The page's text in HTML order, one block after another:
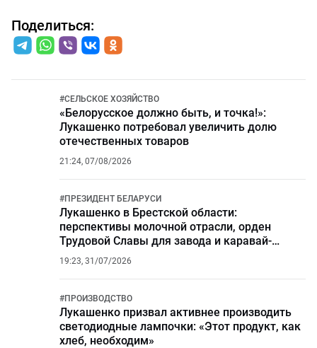
Поделиться:
#СЕЛЬСКОЕ ХОЗЯЙСТВО
«Белорусское должно быть, и точка!»:
Лукашенко потребовал увеличить долю
отечественных товаров
21:24, 07/08/2026
#ПРЕЗИДЕНТ БЕЛАРУСИ
Лукашенко в Брестской области:
перспективы молочной отрасли, орден
Трудовой Славы для завода и каравай-
миллионник
19:23, 31/07/2026
#ПРОИЗВОДСТВО
Лукашенко призвал активнее производить
светодиодные лампочки: «Этот продукт, как
хлеб, необходим»